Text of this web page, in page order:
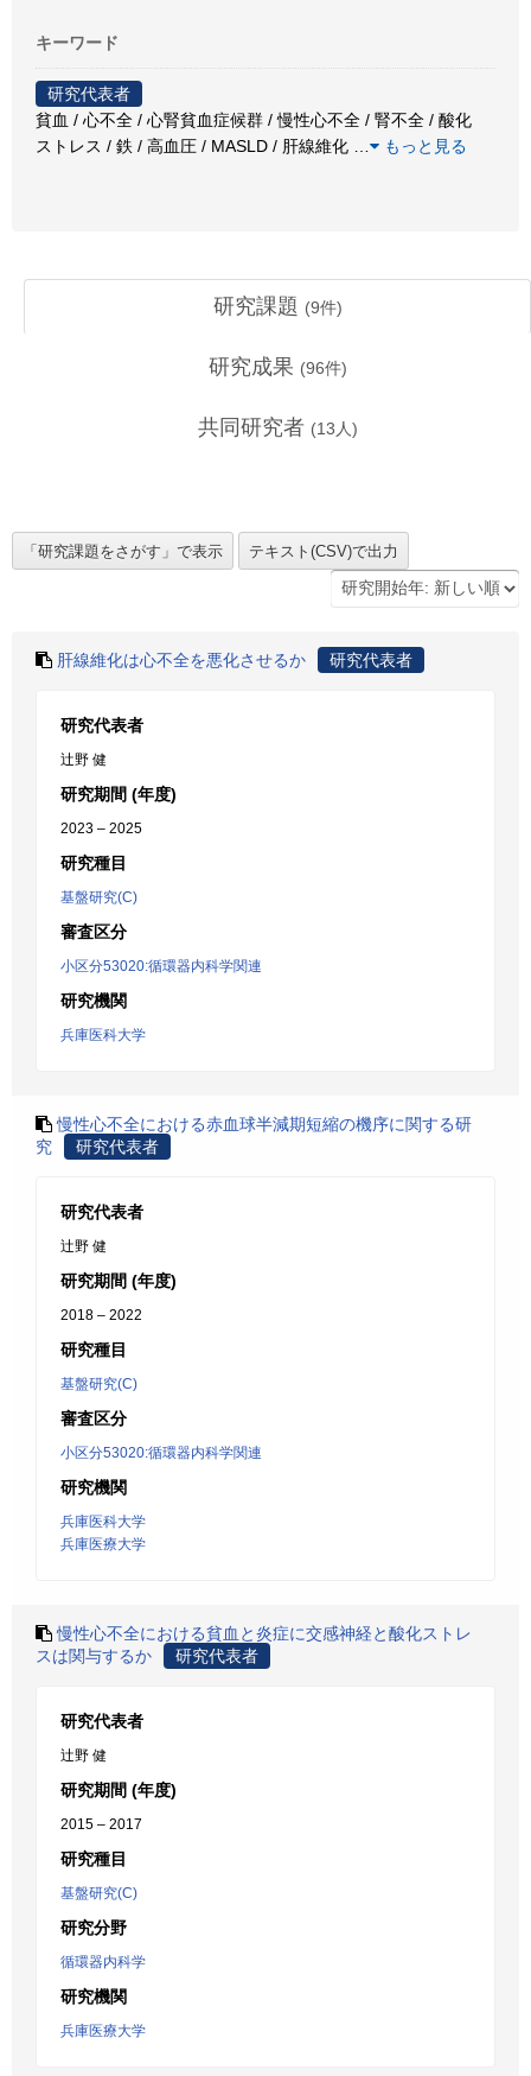
キーワード
研究代表者
貧血 / 心不全 / 心腎貧血症候群 / 慢性心不全 / 腎不全 / 酸化
ストレス / 鉄 / 高血圧 / MASLD / 肝線維化
もっと見る
研究課題 (9件)
研究成果 (96件)
共同研究者 (13 人)
肝線維化は心不全を悪化させるか 研究代表者
研究代表者
辻野 健
研究期間 (年度)
2023 – 2025
研究種目
基盤研究(C)
審査区分
小区分53020:循環器内科学関連
研究機関
兵庫医科大学
慢性心不全における赤血球半減期短縮の機序に関する研
究
研究代表者
研究代表者
辻野 健
研究期間 (年度)
2018 – 2022
研究種目
基盤研究(C)
審査区分
小区分53020:循環器内科学関連
研究機関
兵庫医科大学
兵庫医療大学
慢性心不全における貧血と炎症に交感神経と酸化ストレ
スは関与するか
研究代表者
研究代表者
辻野 健
研究期間 (年度)
2015 – 2017
研究種目
基盤研究(C)
研究分野
循環器内科学
研究機関
兵庫医療大学